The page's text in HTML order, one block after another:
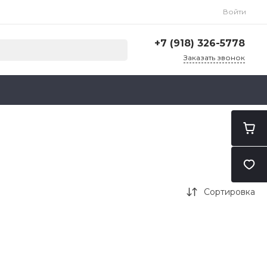
Войти
+7 (918) 326-5778
Заказать звонок
Сортировка